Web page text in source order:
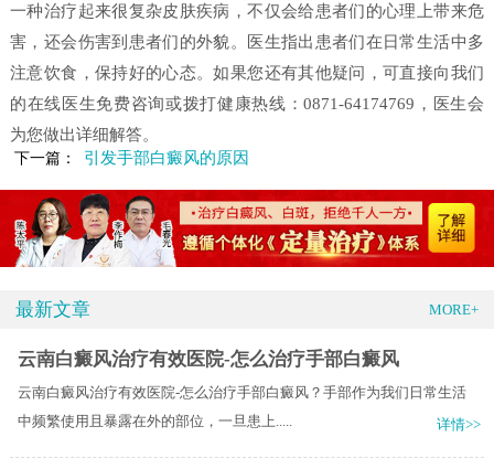
一种治疗起来很复杂皮肤疾病，不仅会给患者们的心理上带来危
害，还会伤害到患者们的外貌。医生指出患者们在日常生活中多
注意饮食，保持好的心态。如果您还有其他疑问，可直接向我们
的在线医生免费咨询或拨打健康热线：0871-64174769，医生会
为您做出详细解答。
下一篇： 引发手部白癜风的原因
最新文章 MORE+
云南白癜风治疗有效医院-怎么治疗手部白癜风
云南白癜风治疗有效医院-怎么治疗手部白癜风？手部作为我们日常生活
中频繁使用且暴露在外的部位，一旦患上.....
详情>>